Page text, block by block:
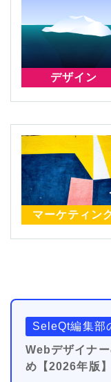
デザイン
マーケティン
SeleQt編集部
Webデザイナ
め【2026年版】